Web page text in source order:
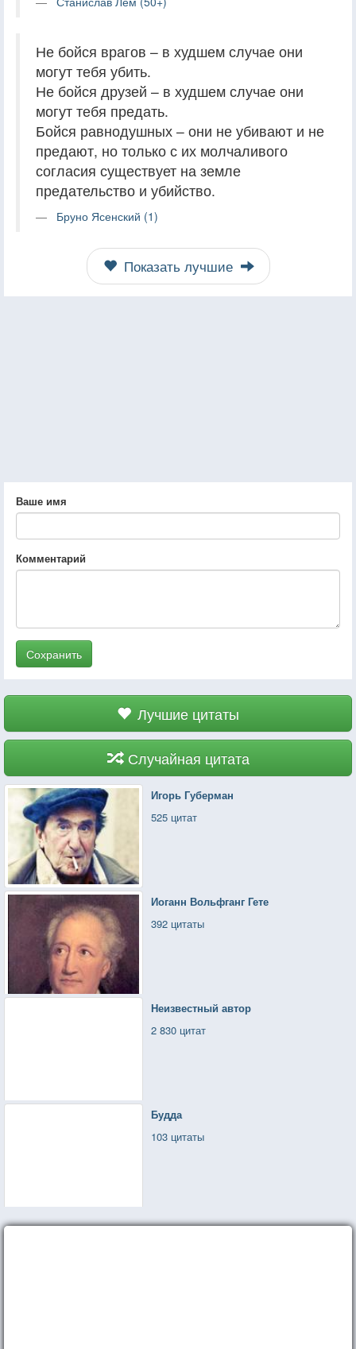
Не бойся врагов – в худшем случае они
могут тебя убить.
Не бойся друзей – в худшем случае они
могут тебя предать.
Бойся равнодушных – они не убивают и не
предают, но только с их молчаливого
согласия существует на земле
предательство и убийство.
Бруно Ясенский (1)
Показать лучшие
Ваше имя
Комментарий
Сохранить
Лучшие цитаты
Случайная цитата
Игорь Губерман
525 цитат
Иоганн Вольфганг Гете
392 цитаты
Неизвестный автор
2 830 цитат
Будда
103 цитаты